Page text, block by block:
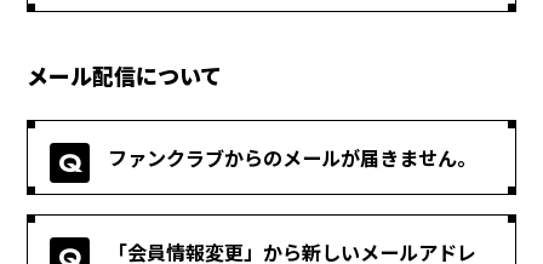
メール配信について
ファンクラブからのメールが届きません。
「会員情報変更」から新しいメールアドレ